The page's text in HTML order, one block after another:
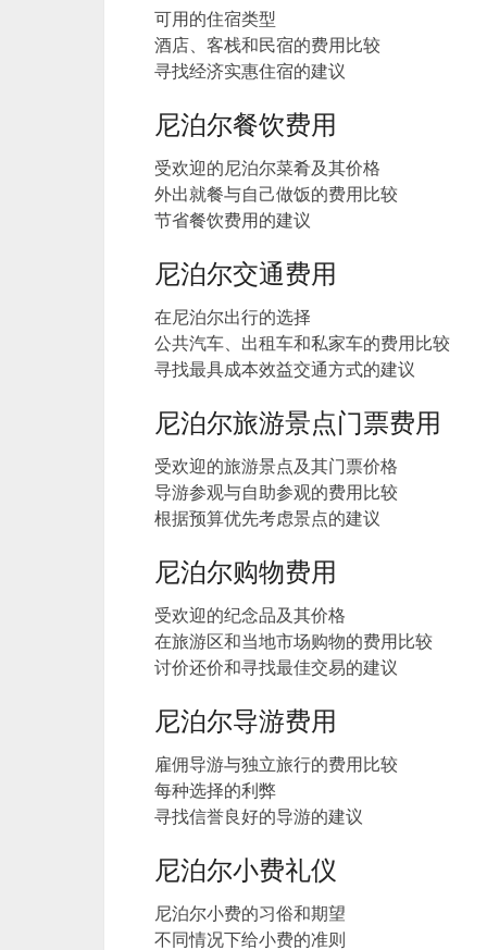
可用的住宿类型
酒店、客栈和民宿的费用比较
寻找经济实惠住宿的建议
尼泊尔餐饮费用
受欢迎的尼泊尔菜肴及其价格
外出就餐与自己做饭的费用比较
节省餐饮费用的建议
尼泊尔交通费用
在尼泊尔出行的选择
公共汽车、出租车和私家车的费用比较
寻找最具成本效益交通方式的建议
尼泊尔旅游景点门票费用
受欢迎的旅游景点及其门票价格
导游参观与自助参观的费用比较
根据预算优先考虑景点的建议
尼泊尔购物费用
受欢迎的纪念品及其价格
在旅游区和当地市场购物的费用比较
讨价还价和寻找最佳交易的建议
尼泊尔导游费用
雇佣导游与独立旅行的费用比较
每种选择的利弊
寻找信誉良好的导游的建议
尼泊尔小费礼仪
尼泊尔小费的习俗和期望
不同情况下给小费的准则